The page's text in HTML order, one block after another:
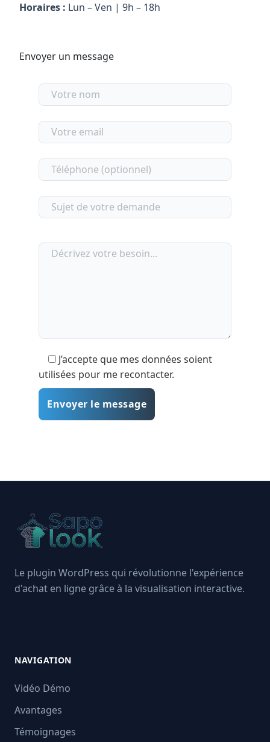
Horaires : Lun – Ven | 9h – 18h
Envoyer un message
J’accepte que mes données soient
utilisées pour me recontacter.
Le plugin WordPress qui révolutionne l'expérience
d'achat en ligne grâce à la visualisation interactive.
NAVIGATION
Vidéo Démo
Avantages
Témoignages